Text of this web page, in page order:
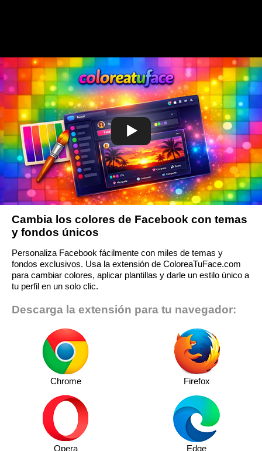
Cambia los colores de Facebook con temas
y fondos únicos
Personaliza Facebook fácilmente con miles de temas y
fondos exclusivos. Usa la extensión de ColoreaTuFace.com
para cambiar colores, aplicar plantillas y darle un estilo único a
tu perfil en un solo clic.
Descarga la extensión para tu navegador:
Chrome Firefox
Opera Edge